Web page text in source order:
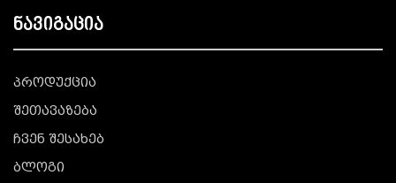
ნავიგაცია
პროდუქცია
შეთავაზება
ჩვენ შესახებ
ბლოგი